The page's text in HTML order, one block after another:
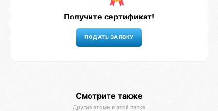
Получите сертификат!
Смотрите также
Другие атомы в этой папке